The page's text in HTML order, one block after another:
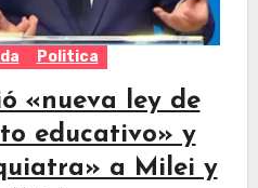
Politica
«nueva ley de
educativo» y
a Milei y